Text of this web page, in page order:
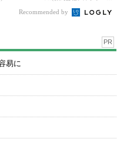
Recommended by
PR
易に